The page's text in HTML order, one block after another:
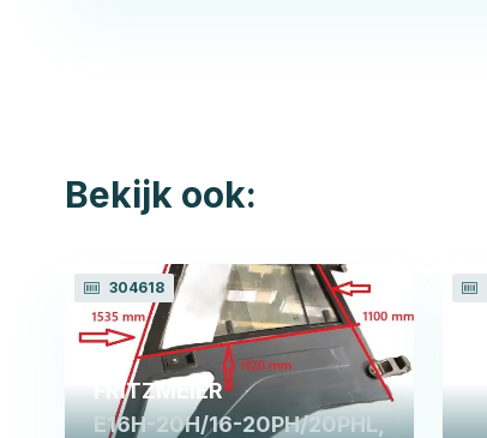
Bekijk ook:
304618
FRITZMEIER
E16H-20H/16-20PH/20PHL,